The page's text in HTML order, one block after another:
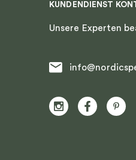
KUNDENDIENST
Unsere Experten